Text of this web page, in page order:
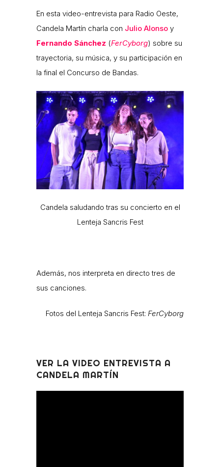
En esta video-entrevista para Radio Oeste,
Candela Martín charla con Julio Alonso y
Fernando Sánchez (FerCyborg) sobre su
trayectoria, su música, y su participación en
la final el Concurso de Bandas.
Candela saludando tras su concierto en el
Lenteja Sancris Fest
Además, nos interpreta en directo tres de
sus canciones.
Fotos del Lenteja Sancris Fest: FerCyborg
VER LA VIDEO ENTREVISTA A
CANDELA MARTÍN